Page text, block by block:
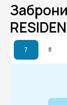
7 8